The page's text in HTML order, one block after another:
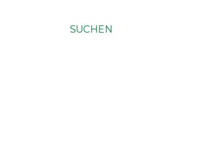
SUCHEN